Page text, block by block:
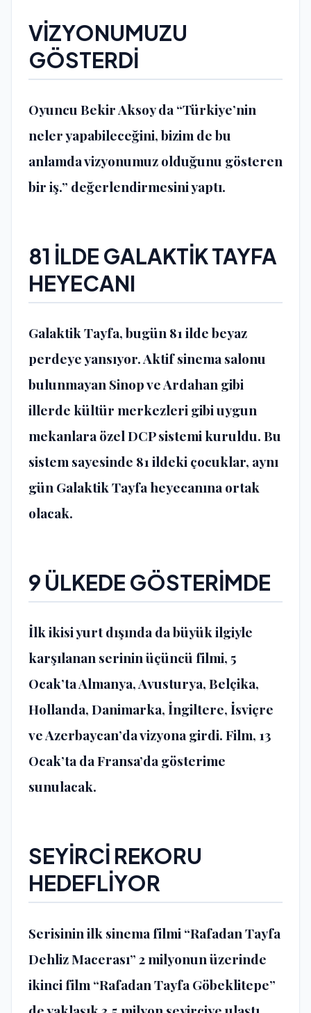
VİZYONUMUZU
GÖSTERDİ
Oyuncu Bekir Aksoy da “Türkiye’nin
neler yapabileceğini, bizim de bu
anlamda vizyonumuz olduğunu gösteren
bir iş.” değerlendirmesini yaptı.
81 İLDE GALAKTİK TAYFA
HEYECANI
Galaktik Tayfa, bugün 81 ilde beyaz
perdeye yansıyor. Aktif sinema salonu
bulunmayan Sinop ve Ardahan gibi
illerde kültür merkezleri gibi uygun
mekanlara özel DCP sistemi kuruldu. Bu
sistem sayesinde 81 ildeki çocuklar, aynı
gün Galaktik Tayfa heyecanına ortak
olacak.
9 ÜLKEDE GÖSTERİMDE
İlk ikisi yurt dışında da büyük ilgiyle
karşılanan serinin üçüncü filmi, 5
Ocak’ta Almanya, Avusturya, Belçika,
Hollanda, Danimarka, İngiltere, İsviçre
ve Azerbaycan’da vizyona girdi. Film, 13
Ocak’ta da Fransa’da gösterime
sunulacak.
SEYİRCİ REKORU
HEDEFLİYOR
Serisinin ilk sinema filmi “Rafadan Tayfa
Dehliz Macerası” 2 milyonun üzerinde
ikinci film “Rafadan Tayfa Göbeklitepe”